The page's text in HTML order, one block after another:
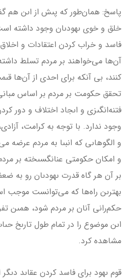
پاسخ: همان‌طور كه پىش از اىن هم
خلق و خوى ىهودىان وجود داشته
فاسد و خراب كردن اعتقادات و
آن‌ها مى‌خواهند بر مردم تسلط
كنند، بى آنكه براى احدى از آن‌ها
تحقق حكومت بر مردم بر اساس
فتنه‌انگىزى و اىجاد اختلاف و دور
وجود ندارد. با توجه به كرامت،
و الگوهاىى كه انبىا به مردم عرضه
و امكان حكومتى عنان­گسىخته بر
بر آن هر گاه قدرت ىهودىان رو به
بهترىن راه‌ها كه مى‌توانست موجب
حكم‌رانى آنان بر مردم شود، همىن
اىن موضوع را در تمام طول تارىخ
مشاهده كرد.
قوم ىهود براى فاسد كردن عقاىد دىگر